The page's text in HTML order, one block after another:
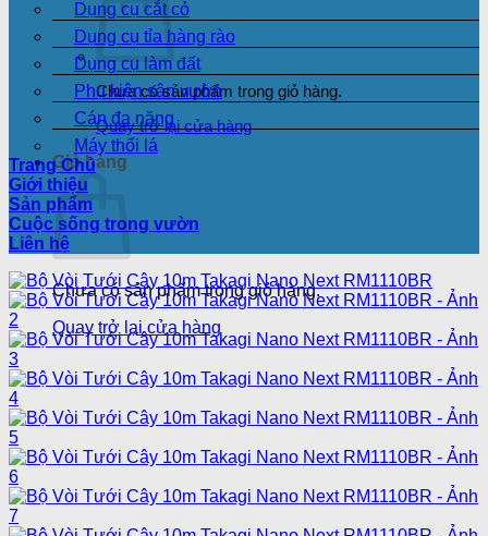
Chưa có sản phẩm trong giỏ hàng.
Quay trở lại cửa hàng
Giỏ hàng
Chưa có sản phẩm trong giỏ hàng.
Quay trở lại cửa hàng
Dụng cụ cắt cỏ
Dụng cụ tỉa hàng rào
Dụng cụ làm đất
Phụ kiện sân vườn
Cán đa năng
Máy thổi lá
Trang Chủ
Giới thiệu
Sản phẩm
Cuộc sống trong vườn
Liên hệ